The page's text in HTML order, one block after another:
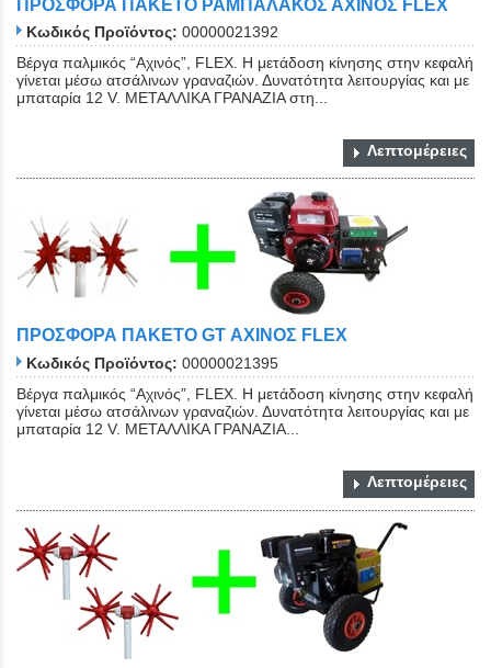
ΠΡΟΣΦΟΡΑ ΠΑΚΕΤΟ ΡΑΜΠΑΛΑΚΟΣ ΑΧΙΝΟΣ FLEX
Κωδικός Προϊόντος: 00000021392
Βέργα παλμικός “Αχινός”, FLEX. Η μετάδοση κίνησης στην κεφαλή
γίνεται μέσω ατσάλινων γραναζιών. Δυνατότητα λειτουργίας και με
μπαταρία 12 V. ΜΕΤΑΛΛΙΚΑ ΓΡΑΝΑΖΙΑ στη...
Λεπτομέρειες
ΠΡΟΣΦΟΡΑ ΠΑΚΕΤΟ GT ΑΧΙΝΟΣ FLEX
Κωδικός Προϊόντος: 00000021395
Βέργα παλμικός “Αχινός”, FLEX. Η μετάδοση κίνησης στην κεφαλή
γίνεται μέσω ατσάλινων γραναζιών. Δυνατότητα λειτουργίας και με
μπαταρία 12 V. ΜΕΤΑΛΛΙΚΑ ΓΡΑΝΑΖΙΑ...
Λεπτομέρειες